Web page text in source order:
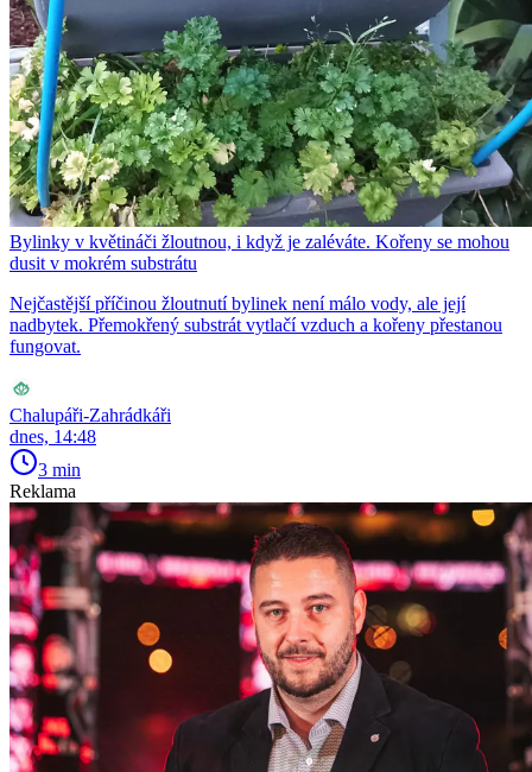
Bylinky v květináči žloutnou, i když je zaléváte. Kořeny se mohou
dusit v mokrém substrátu
Nejčastější příčinou žloutnutí bylinek není málo vody, ale její
nadbytek. Přemokřený substrát vytlačí vzduch a kořeny přestanou
fungovat.
Chalupáři-Zahrádkáři
dnes, 14:48
3 min
Reklama